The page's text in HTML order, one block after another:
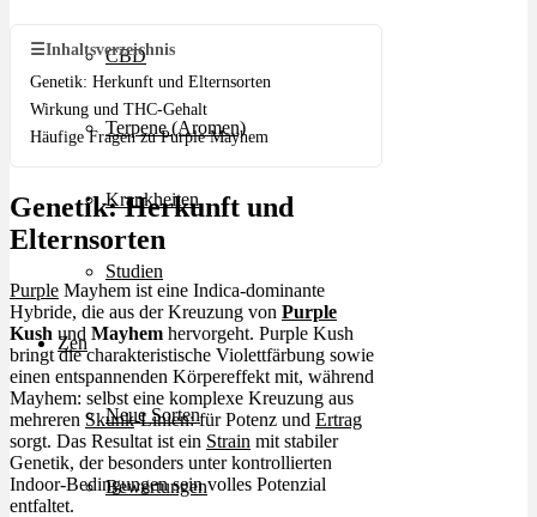
CBD
Terpene (Aromen)
Krankheiten
Studien
Zen
Neue Sorten
Bewertungen
☰Inhaltsverzeichnis
Genetik: Herkunft und Elternsorten
Wirkung und THC-Gehalt
Häufige Fragen zu Purple Mayhem
Genetik: Herkunft und
Elternsorten
Purple Mayhem ist eine Indica-dominante
Hybride, die aus der Kreuzung von Purple
Kush und Mayhem hervorgeht. Purple Kush
bringt die charakteristische Violettfärbung sowie
einen entspannenden Körpereffekt mit, während
Mayhem: selbst eine komplexe Kreuzung aus
mehreren Skunk-Linien: für Potenz und Ertrag
sorgt. Das Resultat ist ein Strain mit stabiler
Genetik, der besonders unter kontrollierten
Indoor-Bedingungen sein volles Potenzial
entfaltet.